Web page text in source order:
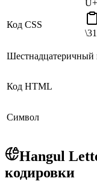
Код CSS
Шестнадцатеричный
Код HTML
Символ
Hangul
кодировки